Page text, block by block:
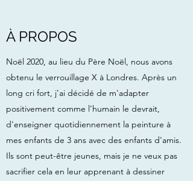
À PROPOS
Noël 2020, au lieu du Père Noël, nous avons
obtenu le verrouillage X à Londres. Après un
long cri fort, j'ai décidé de m'adapter
positivement comme l'humain le devrait,
d'enseigner quotidiennement la peinture à
mes enfants de 3 ans avec des enfants d'amis.
Ils sont peut-être jeunes, mais je ne veux pas
sacrifier cela en leur apprenant à dessiner